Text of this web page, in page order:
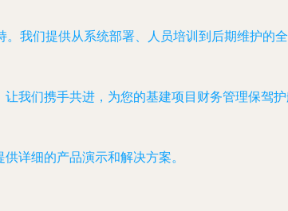
我们提供从系统部署、人员培训到后期维护的
我们携手共进，为您的基建项目财务管理保驾护
详细的产品演示和解决方案。